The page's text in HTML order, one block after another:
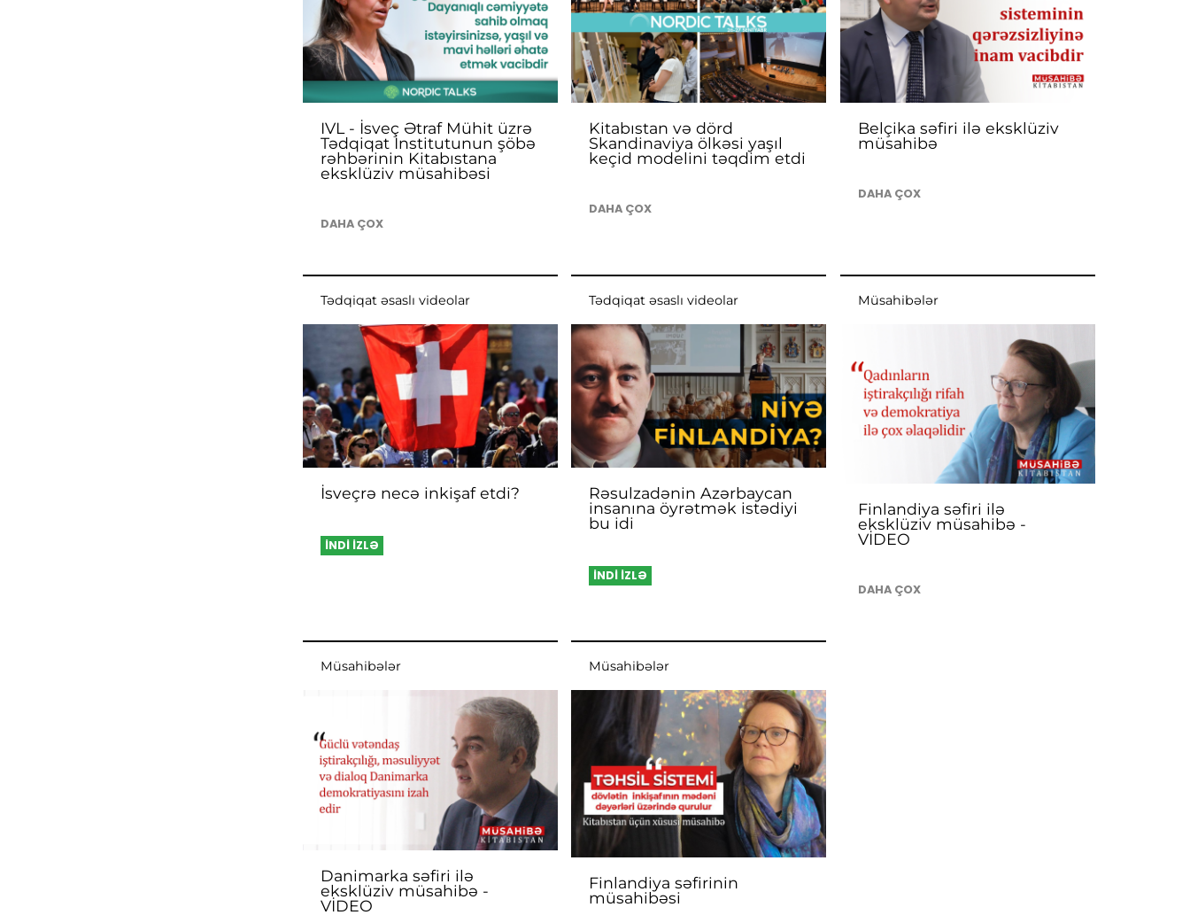
IVL - İsveç Ətraf Mühit üzrə
Tədqiqat İnstitutunun şöbə
rəhbərinin Kitabıstana
eksklüziv müsahibəsi
DAHA ÇOX
Kitabıstan və dörd
Skandinaviya ölkəsi yaşıl
keçid modelini təqdim etdi
DAHA ÇOX
Belçika səfiri ilə eksklüziv
müsahibə
DAHA ÇOX
Tədqiqat əsaslı videolar
İsveçrə necə inkişaf etdi?
İNDİ İZLƏ
Tədqiqat əsaslı videolar
Rəsulzadənin Azərbaycan
insanına öyrətmək istədiyi
bu idi
İNDİ İZLƏ
Müsahibələr
Finlandiya səfiri ilə
eksklüziv müsahibə -
VİDEO
DAHA ÇOX
Müsahibələr
Danimarka səfiri ilə
eksklüziv müsahibə -
VİDEO
Müsahibələr
Finlandiya səfirinin
müsahibəsi